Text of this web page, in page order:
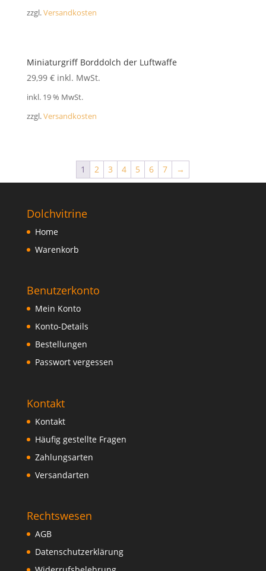
zzgl.Versandkosten
Miniaturgriff Borddolch der Luftwaffe
29,99 € inkl. MwSt.
inkl. 19 % MwSt.
zzgl.Versandkosten
1 2 3 4 5 6 7 →
Dolchvitrine
Home
Warenkorb
Benutzerkonto
Mein Konto
Konto-Details
Bestellungen
Passwort vergessen
Kontakt
Kontakt
Häufig gestellte Fragen
Zahlungsarten
Versandarten
Rechtswesen
AGB
Datenschutzerklärung